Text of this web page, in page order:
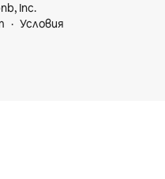
Inc.
Условия